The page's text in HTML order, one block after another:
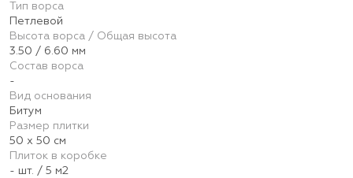
Тип ворса
Петлевой
Высота ворса / Общая высота
3.50 / 6.60 мм
Состав ворса
-
Вид основания
Битум
Размер плитки
50 х 50 см
Плиток в коробке
- шт. / 5 м2